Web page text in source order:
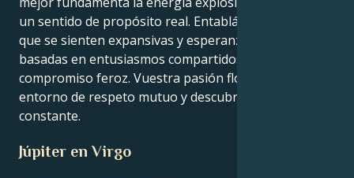
un sentido de propósito real. Entabláis relaciones
que se sienten expansivas y esperanzadoras,
basadas en entusiasmos compartidos y un
compromiso feroz. Vuestra pasión florece en un
entorno de respeto mutuo y descubrimiento
constante.
Júpiter en Virgo